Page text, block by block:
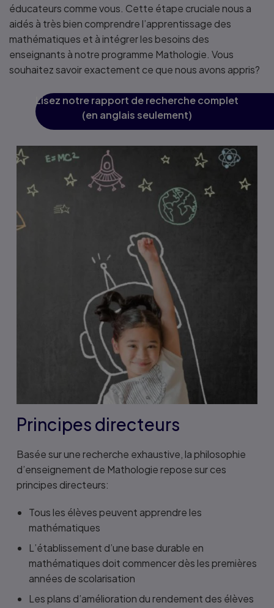
éducateurs comme vous. Cette étape cruciale nous a
aidés à très bien comprendre l’apprentissage des
mathématiques et à intégrer les besoins des
enseignants à notre programme Mathologie. Vous
souhaitez savoir exactement ce que nous avons appris?
Lisez notre rapport de recherche complet
(en anglais seulement)
Principes directeurs
Basée sur une recherche exhaustive, la philosophie
d’enseignement de Mathologie repose sur ces
principes directeurs:
Tous les élèves peuvent apprendre les
mathématiques
L’établissement d’une base durable en
mathématiques doit commencer dès les premières
années de scolarisation
Les plans d’amélioration du rendement des élèves